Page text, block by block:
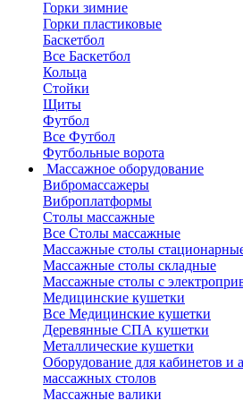
Горки зимние
Горки пластиковые
Баскетбол
Все Баскетбол
Кольца
Стойки
Щиты
Футбол
Все Футбол
Футбольные ворота
Массажное оборудование
Вибромассажеры
Виброплатформы
Столы массажные
Все Столы массажные
Массажные столы
Массажные столы складные
Массажные столы с
Медицинские кушетки
Все Медицинские кушетки
Деревянные СПА кушетки
Металлические кушетки
Оборудование для кабинетов и
массажных столов
Массажные валики